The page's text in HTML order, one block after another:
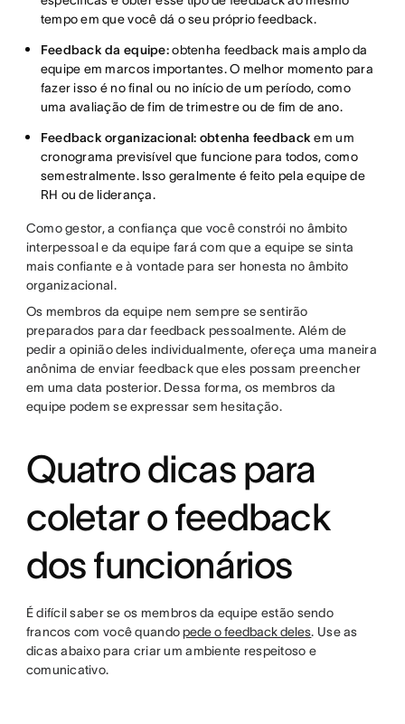
tempo em que você dá o seu próprio feedback.
Feedback da equipe:obtenha feedback mais amplo da
equipe em marcos importantes. O melhor momento para
fazer isso é no final ou no início de um período, como
uma avaliação de fim de trimestre ou de fim de ano.
Feedback organizacional: obtenha feedbackem um
cronograma previsível que funcione para todos, como
semestralmente. Isso geralmente é feito pela equipe de
RH ou de liderança.
Como gestor, a confiança que você constrói no âmbito
interpessoal e da equipe fará com que a equipe se sinta
mais confiante e à vontade para ser honesta no âmbito
organizacional.
Os membros da equipe nem sempre se sentirão
preparados para dar feedback pessoalmente. Além de
pedir a opinião deles individualmente, ofereça uma maneira
anônima de enviar feedback que eles possam preencher
em uma data posterior. Dessa forma, os membros da
equipe podem se expressar sem hesitação.
Quatro dicas para
coletar o feedback
dos funcionários
É difícil saber se os membros da equipe estão sendo
francos com você quando pede o feedback deles. Use as
dicas abaixo para criar um ambiente respeitoso e
comunicativo.